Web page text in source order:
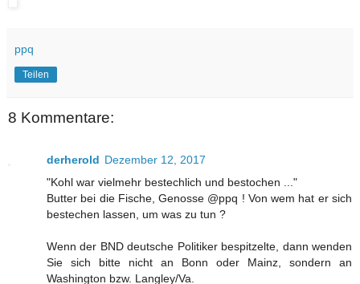
ppq
Teilen
8 Kommentare:
derherold Dezember 12, 2017
"Kohl war vielmehr bestechlich und bestochen ..."
Butter bei die Fische, Genosse @ppq ! Von wem hat er sich
bestechen lassen, um was zu tun ?
Wenn der BND deutsche Politiker bespitzelte, dann wenden
Sie sich bitte nicht an Bonn oder Mainz, sondern an
Washington bzw. Langley/Va.